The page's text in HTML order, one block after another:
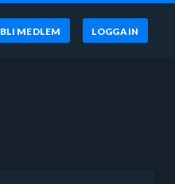
BLI MEDLEM LOGGA IN